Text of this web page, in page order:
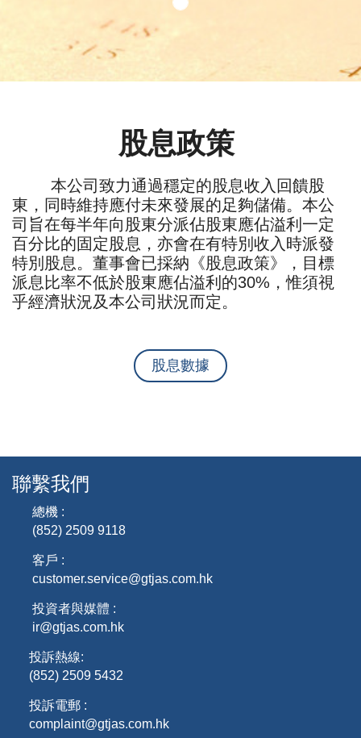
股息政策
本公司致力通過穩定的股息收入回饋股
東，同時維持應付未來發展的足夠儲備。本公
司旨在每半年向股東分派佔股東應佔溢利一定
百分比的固定股息，亦會在有特別收入時派發
特別股息。董事會已採納《股息政策》，目標
派息比率不低於股東應佔溢利的30%，惟須視
乎經濟狀況及本公司狀況而定。
股息數據
聯繫我們
總機 :
(852) 2509 9118
客戶 :
customer.service@gtjas.com.hk
投資者與媒體 :
ir@gtjas.com.hk
投訴熱線:
(852) 2509 5432
投訴電郵 :
complaint@gtjas.com.hk